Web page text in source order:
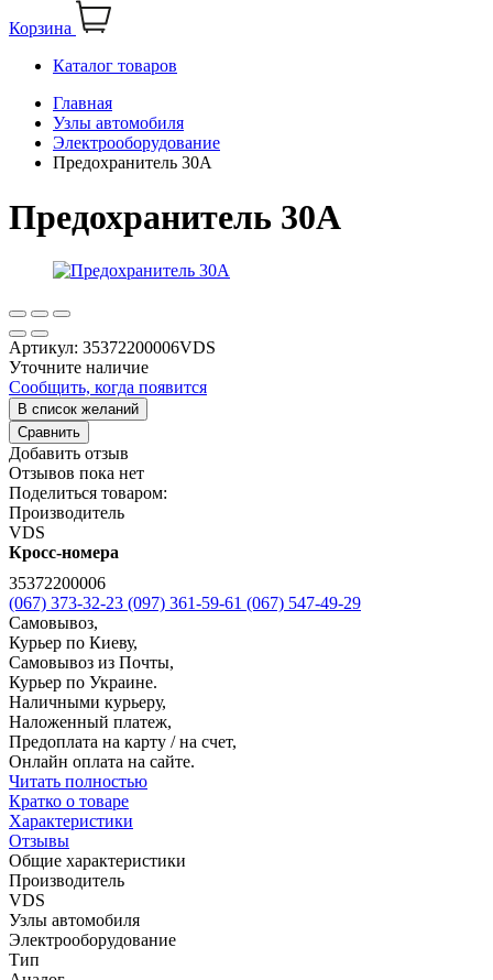
Корзина
Каталог товаров
Главная
Узлы автомобиля
Электрооборудование
Предохранитель 30А
Предохранитель 30А
Артикул: 35372200006VDS
Уточните наличие
Сообщить, когда появится
В список желаний
Сравнить
Добавить отзыв
Отзывов пока нет
Поделиться товаром:
Производитель
VDS
Кросс-номера
35372200006
(067) 373-32-23 (097) 361-59-61 (067) 547-49-29
Самовывоз,
Курьер по Киеву,
Самовывоз из Почты,
Курьер по Украине.
Наличными курьеру,
Наложенный платеж,
Предоплата на карту / на счет,
Онлайн оплата на сайте.
Читать полностью
Кратко о товаре
Характеристики
Отзывы
Общие характеристики
Производитель
VDS
Узлы автомобиля
Электрооборудование
Тип